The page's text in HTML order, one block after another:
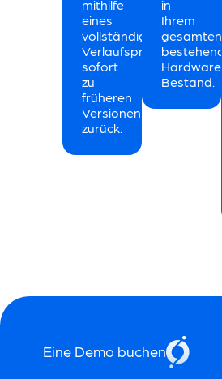
mithilfe
eines
vollständigen
Verlaufsprotokolls
sofort
zu
früheren
Versionen
zurück.
in
Ihrem
gesamten
Hardware-
Bestand.
Eine Demo buchen